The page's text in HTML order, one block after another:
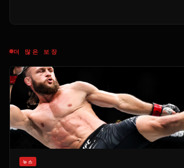
더 많은 보장
뉴스